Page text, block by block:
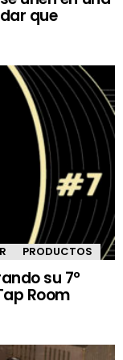
que
PRODUCTOS
su 7º
Room